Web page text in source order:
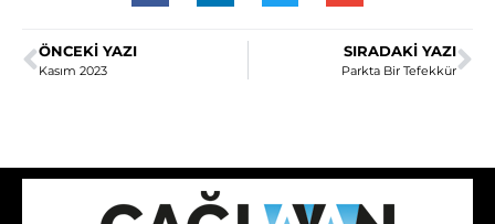
ÖNCEKI YAZI
Kasım 2023
SIRADAKI YAZI
Parkta Bir Tefekkür